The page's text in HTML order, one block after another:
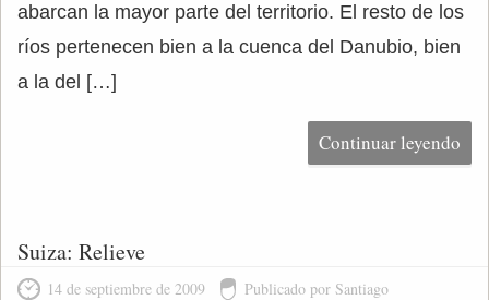
abarcan la mayor parte del territorio. El resto de los
ríos pertenecen bien a la cuenca del Danubio, bien
a la del […]
Continuar leyendo
Suiza: Relieve
14 de septiembre de 2009 Publicado por Santiago